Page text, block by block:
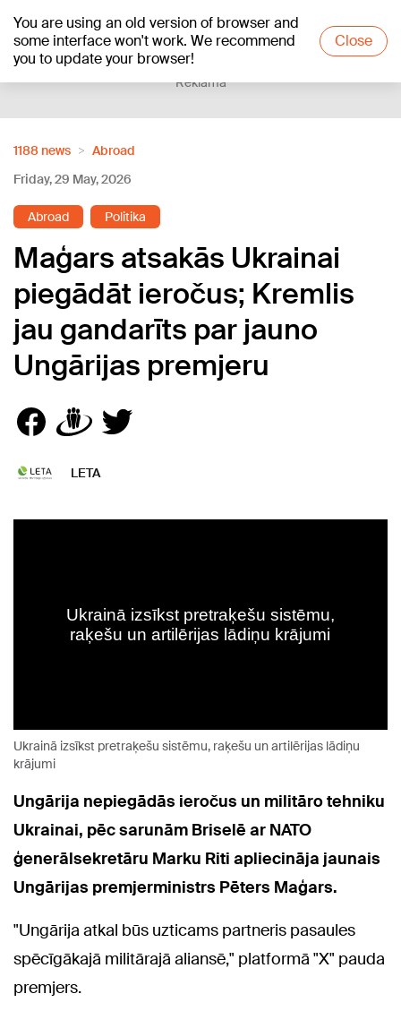
You are using an old version of browser and
some interface won't work. We recommend
you to update your browser!
Close
+20°C
Reklāma
1188 news
Abroad
Friday, 29 May, 2026
Abroad Politika
Maģars atsakās Ukrainai
piegādāt ieročus; Kremlis
jau gandarīts par jauno
Ungārijas premjeru
LETA
Ukrainā izsīkst pretraķešu sistēmu, raķešu un artilērijas lādiņu
krājumi
Ungārija nepiegādās ieročus un militāro tehniku
Ukrainai, pēc sarunām Briselē ar NATO
ģenerālsekretāru Marku Riti apliecināja jaunais
Ungārijas premjerministrs Pēters Maģars.
"Ungārija atkal būs uzticams partneris pasaules
spēcīgākajā militārajā aliansē," platformā "X" pauda
premjers.